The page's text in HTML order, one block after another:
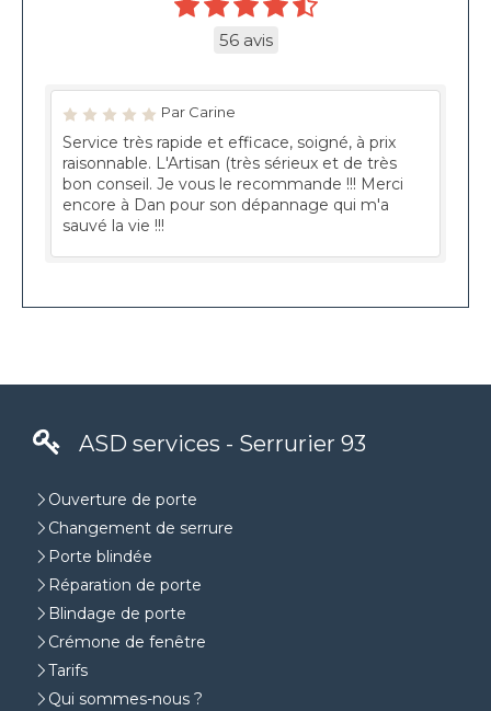
56 avis
Par Carine
Service très rapide et efficace, soigné, à prix
raisonnable. L'Artisan (très sérieux et de très
bon conseil. Je vous le recommande !!! Merci
encore à Dan pour son dépannage qui m'a
sauvé la vie !!!
ASD services - Serrurier 93
Ouverture de porte
Changement de serrure
Porte blindée
Réparation de porte
Blindage de porte
Crémone de fenêtre
Tarifs
Qui sommes-nous ?